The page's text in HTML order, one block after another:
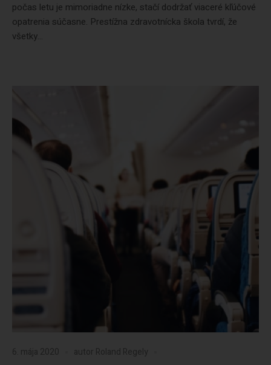
počas letu je mimoriadne nízke, stačí dodržať viaceré kľúčové
opatrenia súčasne. Prestížna zdravotnícka škola tvrdí, že
všetky...
6. mája 2020 autor Roland Regely